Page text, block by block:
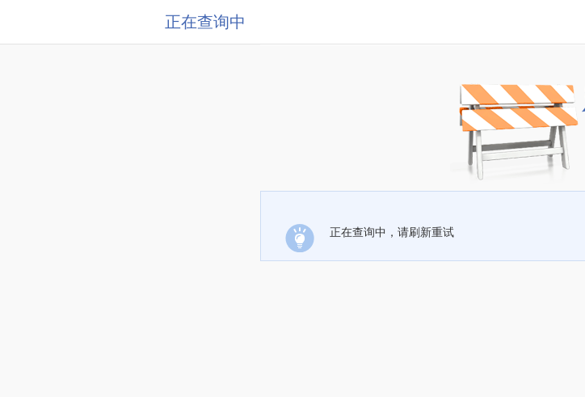
正在查询中
正在查询中，请刷新重试